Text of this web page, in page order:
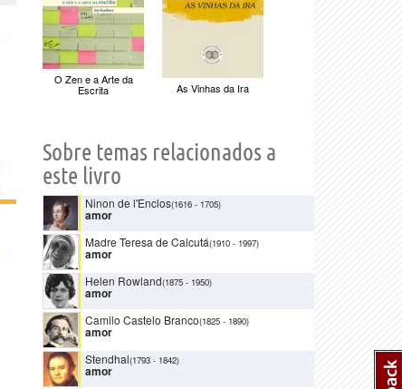
O Zen e a Arte da
Escrita As Vinhas da Ira
Sobre temas relacionados a
este livro
Ninon de l'Enclos(1616 - 1705)
amor
Madre Teresa de Calcutá(1910 - 1997)
amor
Helen Rowland(1875 - 1950)
amor
Camilo Castelo Branco(1825 - 1890)
amor
Stendhal(1793 - 1842)
amor